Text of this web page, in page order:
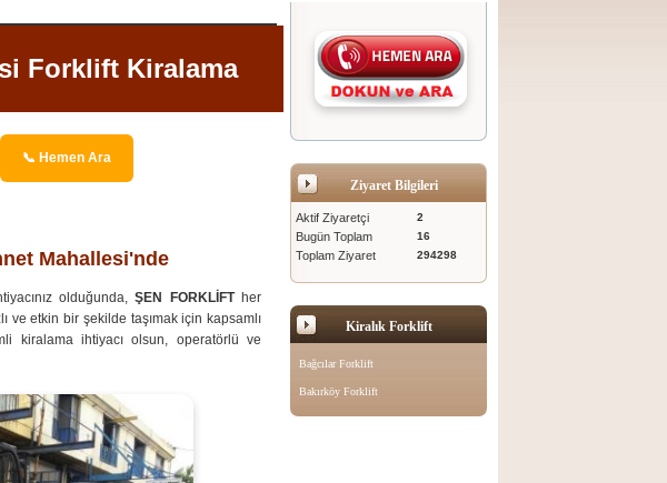
Forklift Kiralama
📞 Hemen Ara
Mahallesi'nde
olduğunda,ŞEN FORKLİFTher
ve etkin bir şekilde taşımak için kapsamlı
kiralama ihtiyacı olsun, operatörlü ve
Ziyaret Bilgileri
Aktif Ziyaretçi 2
Bugün Toplam 16
Toplam Ziyaret 294298
Kiralık Forklift
Bağcılar Forklift
Bakırköy Forklift